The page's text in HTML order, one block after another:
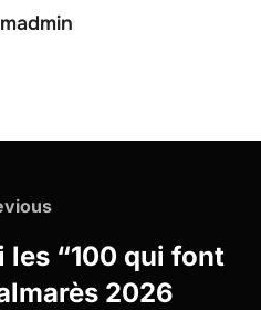
les “100 qui font
2026